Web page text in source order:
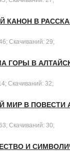
КАНОН В
Скачиваний: 29;
ГОРЫ В
Скачиваний: 32;
МИР В ПОВЕСТИ
Скачиваний: 30;
И